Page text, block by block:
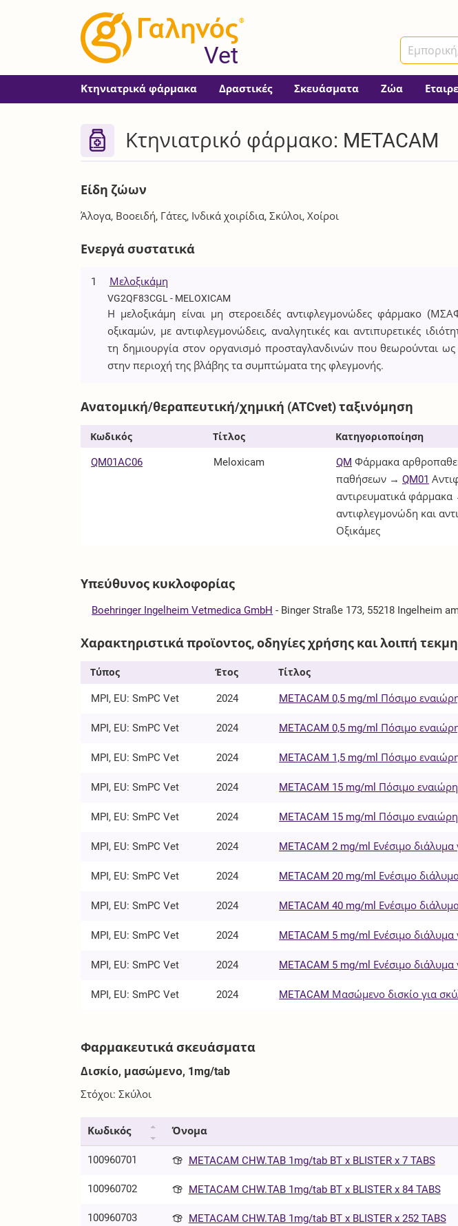
®
Vet
Κτηνιατρικά φάρμακα Δραστικές Σκευάσματα Ζώα
Κτηνιατρικό φάρμακο: METACAM
Είδη ζώων
Άλογα, Βοοειδή, Γάτες, Ινδικά χοιρίδια, Σκύλοι, Χοίροι
Ενεργά συστατικά
1 Μελοξικάμη
VG2QF83CGL - MELOXICAM
Η μελοξικάμη είναι μη στεροειδές αντιφλεγμονώδες φάρμακο
οξικαμών, με αντιφλεγμονώδεις, αναλγητικές και αντιπυρετικές
τη δημιουργία στον οργανισμό προσταγλανδινών που θεωρούνται
στην περιοχή της βλάβης τα συμπτώματα της φλεγμονής.
Ανατομική/θεραπευτική/χημική (ATCvet) ταξινόμηση
Κωδικός Τίτλος Κατηγοριοποίηση
QM01AC06 Meloxicam QM Φάρμακα
παθήσεων → QM01
αντιρευματικά φάρμακα
αντιφλεγμονώδη και
Οξικάμες
Υπεύθυνος κυκλοφορίας
Boehringer Ingelheim Vetmedica GmbH - Binger Straße 173, 55218 Ingelheim
Χαρακτηριστικά προϊοντος, οδηγίες χρήσης και λοιπή
Τύπος Έτος Τίτλος
MPI, EU: SmPC Vet 2024 METACAM 0,5 mg/ml Πόσιμο
MPI, EU: SmPC Vet 2024 METACAM 0,5 mg/ml Πόσιμο
MPI, EU: SmPC Vet 2024 METACAM 1,5 mg/ml Πόσιμο
MPI, EU: SmPC Vet 2024 METACAM 15 mg/ml Πόσιμο
MPI, EU: SmPC Vet 2024 METACAM 15 mg/ml Πόσιμο
MPI, EU: SmPC Vet 2024 METACAM 2 mg/ml Ενέσιμο διάλυμα
MPI, EU: SmPC Vet 2024 METACAM 20 mg/ml Ενέσιμο
MPI, EU: SmPC Vet 2024 METACAM 40 mg/ml Ενέσιμο
MPI, EU: SmPC Vet 2024 METACAM 5 mg/ml Ενέσιμο διάλυμα
MPI, EU: SmPC Vet 2024 METACAM 5 mg/ml Ενέσιμο διάλυμα
MPI, EU: SmPC Vet 2024 METACAM Μασώμενο δισκίο για
Φαρμακευτικά σκευάσματα
Δισκίο, μασώμενο, 1mg/tab
Στόχοι: Σκύλοι
Κωδικός Όνομα
100960701 METACAM CHW.TAB 1mg/tab BT x BLISTER x 7 TABS
100960702 METACAM CHW.TAB 1mg/tab BT x BLISTER x 84 TABS
100960703 METACAM CHW.TAB 1mg/tab BT x BLISTER x 252 TABS